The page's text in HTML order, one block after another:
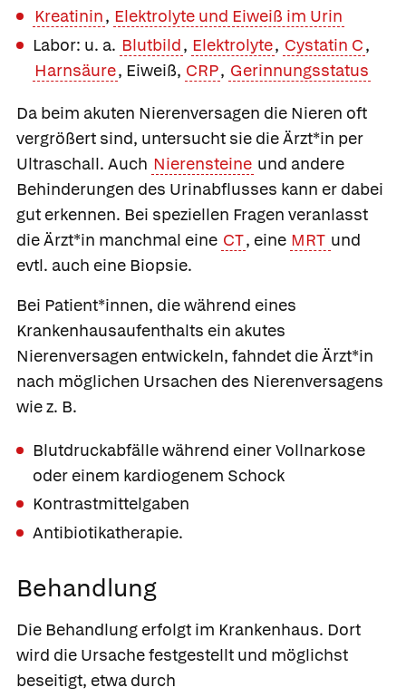
Kreatinin, Elektrolyte und Eiweiß im Urin
Labor: u. a. Blutbild, Elektrolyte, Cystatin C,
Harnsäure, Eiweiß, CRP, Gerinnungsstatus
Da beim akuten Nierenversagen die Nieren oft
vergrößert sind, untersucht sie die Ärzt*in per
Ultraschall. Auch Nierensteine und andere
Behinderungen des Urinabflusses kann er dabei
gut erkennen. Bei speziellen Fragen veranlasst
die Ärzt*in manchmal eine CT, eine MRT und
evtl. auch eine Biopsie.
Bei Patient*innen, die während eines
Krankenhausaufenthalts ein akutes
Nierenversagen entwickeln, fahndet die Ärzt*in
nach möglichen Ursachen des Nierenversagens
wie z. B.
Blutdruckabfälle während einer Vollnarkose
oder einem kardiogenem Schock
Kontrastmittelgaben
Antibiotikatherapie.
Behandlung
Die Behandlung erfolgt im Krankenhaus. Dort
wird die Ursache festgestellt und möglichst
beseitigt, etwa durch